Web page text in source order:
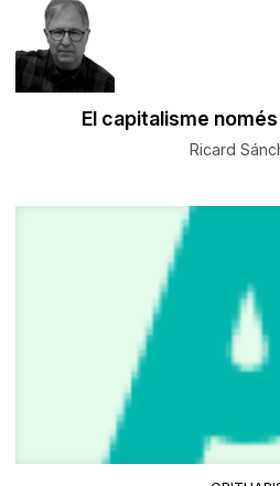
El capitalisme
Ricard